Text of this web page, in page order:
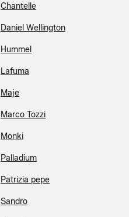
Chantelle
Daniel Wellington
Hummel
Lafuma
Maje
Marco Tozzi
Monki
Palladium
Patrizia pepe
Sandro